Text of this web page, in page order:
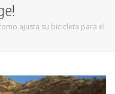
ajusta su bicicleta para el